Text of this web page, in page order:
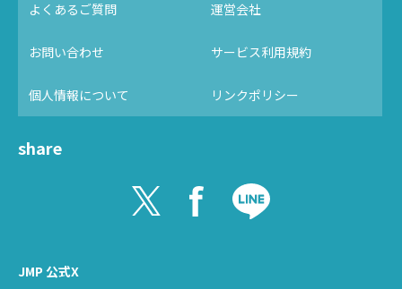
よくあるご質問 運営会社
お問い合わせ サービス利用規約
個人情報について リンクポリシー
share
JMP 公式X